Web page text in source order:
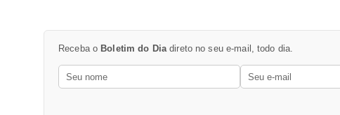
Receba o Boletim do Diadireto no seu e-mail, todo dia.